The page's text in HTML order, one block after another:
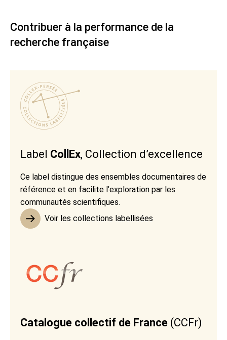
Contribuer à la performance de la
recherche française
Label CollEx, Collection d’excellence
Ce label distingue des ensembles documentaires de
référence et en facilite l’exploration par les
communautés scientifiques.
Voir les collections labellisées
Catalogue collectif de France (CCFr)